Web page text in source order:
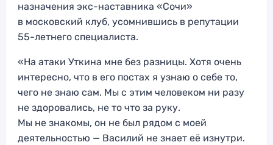
назначения экс-наставника «Сочи»
в московский клуб, усомнившись в репутации
55-летнего специалиста.
«На атаки Уткина мне без разницы. Хотя очень
интересно, что в его постах я узнаю о себе то,
чего не знаю сам. Мы с этим человеком ни разу
не здоровались, не то что за руку.
Мы не знакомы, он не был рядом с моей
деятельностью — Василий не знает её изнутри.